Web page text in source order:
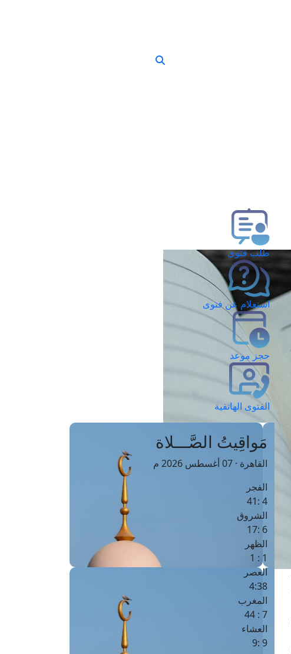
طلب فتوى
استعلام عن فتوى
حجز موعد
الفتوى الهاتفية
مَواقِيتُ الصَّـــلاة
القاهرة · 07 أغسطس 2026 م
الفجر
4 :41
الشروق
6 :17
الظهر
1 : 1
العصر
4:38
المغرب
7 : 44
العشاء
9 :9